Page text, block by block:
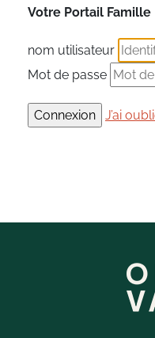
Votre Portail Famille
nom utilisateur
Mot de passe
J’ai